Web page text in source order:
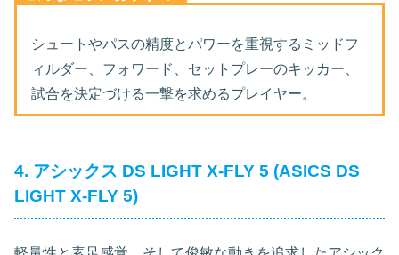
シュートやパスの精度とパワーを重視するミッドフ
ィルダー、フォワード、セットプレーのキッカー、
試合を決定づける一撃を求めるプレイヤー。
4. アシックス DS LIGHT X-FLY 5 (ASICS DS
LIGHT X-FLY 5)